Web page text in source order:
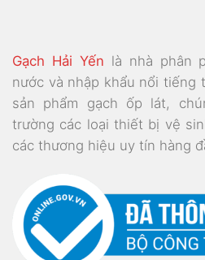
Gạch Hải Yến là nhà phân
nước và nhập khẩu nổi tiếng
sản phẩm gạch ốp lát,
trường các loại thiết bị vệ
các thương hiệu uy tín hàng